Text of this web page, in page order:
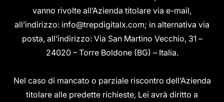
vanno rivolte all’Azienda titolare via e-mail,
all’indirizzo: info@trepdigitalx.com; in alternativa via
posta, all’indirizzo: Via San Martino Vecchio, 31 –
24020 – Torre Boldone (BG) – Italia.
Nel caso di mancato o parziale riscontro dell’Azienda
titolare alle predette richieste, Lei avrà diritto a